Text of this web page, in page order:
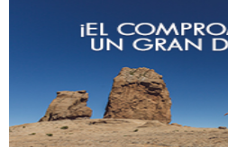
Adopción urgente
Busco adopción responsable para mi perra.
motivos personales ...